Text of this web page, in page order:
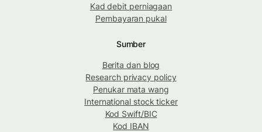
Kad debit perniagaan
Pembayaran pukal
Sumber
Berita dan blog
Research privacy policy
Penukar mata wang
International stock ticker
Kod Swift/BIC
Kod IBAN